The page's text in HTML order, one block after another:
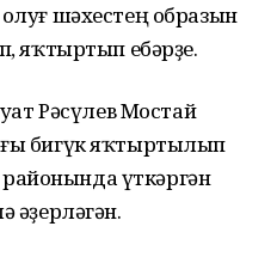
шә­хестең образын
яҡтыртып ебәрҙе.
Рәсүлев Мостай
бигүк яҡтыртылып
районында үткәргән